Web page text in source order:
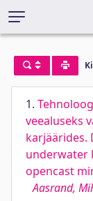
1.
veealuseks
karjäärides.
underwater
opencast
Aasrand,